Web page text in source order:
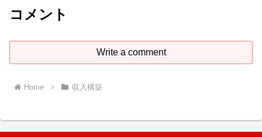
コメント
Write a comment
Home 収入構築